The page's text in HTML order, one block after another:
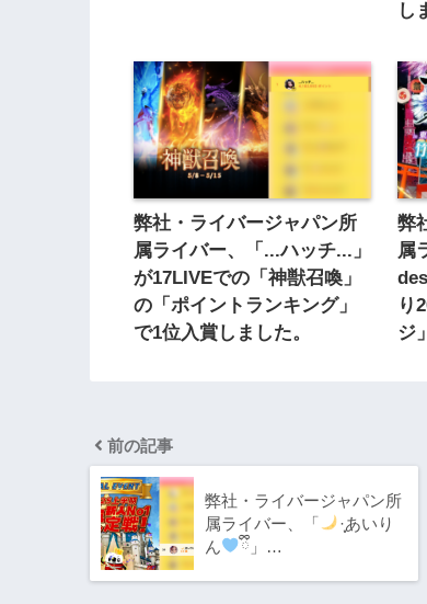
し
弊社・ライバージャパン所
属ライバー、「...ハッチ...‬」
が17LIVEでの「神獣召喚」
の「ポイントランキング」
で1位入賞しました。
弊
属
り
ジ
前の記事
弊社・ライバージャパン所
属ライバー、「
·̩͙あいり
ん
ྀི」…